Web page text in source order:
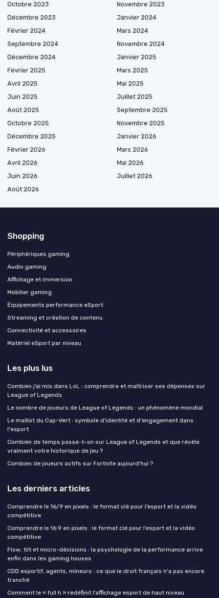
Octobre 2023
Novembre 2023
Décembre 2023
Janvier 2024
Février 2024
Mars 2024
Septembre 2024
Novembre 2024
Décembre 2024
Janvier 2025
Février 2025
Mars 2025
Avril 2025
Mai 2025
Juin 2025
Juillet 2025
Août 2025
Septembre 2025
Octobre 2025
Novembre 2025
Décembre 2025
Janvier 2026
Février 2026
Mars 2026
Avril 2026
Mai 2026
Juin 2026
Juillet 2026
Août 2026
Shopping
Périphériques gaming
Audio gaming
Affichage et immersion
Mobilier gaming
Équipements performance eSport
Streaming et création de contenu
Connectivité et accessoires
Matériel eSport par niveau
Les plus lus
Combien j’ai mis dans LoL : comprendre et maîtriser ses dépenses sur
League of Legends
Le nombre de joueurs de League of Legends : un phénomène mondial
Le maillot du Cap-Vert : symbole d'identité et d'engagement dans
l'esport
Combien de temps passe-t-on sur League of Legends et que révèle
vraiment votre historique de jeu ?
Combien de joueurs actifs sur Fortnite aujourd'hui ?
Les derniers articles
Comprendre le 16/9 en pixels : le format clé pour l’esport et la vidéo
compétitive
Comprendre le 16:9 en pixels : le format clé pour l’esport et la vidéo
compétitive
Flow, tilt et micro-décisions : la psychologie de la performance arrive
enfin dans les gaming houses
CDD esportif, agents, mineurs : ce que le droit français n'a pas encore
tranché
Comment le « full h » redéfinit l’affichage esport de haut niveau